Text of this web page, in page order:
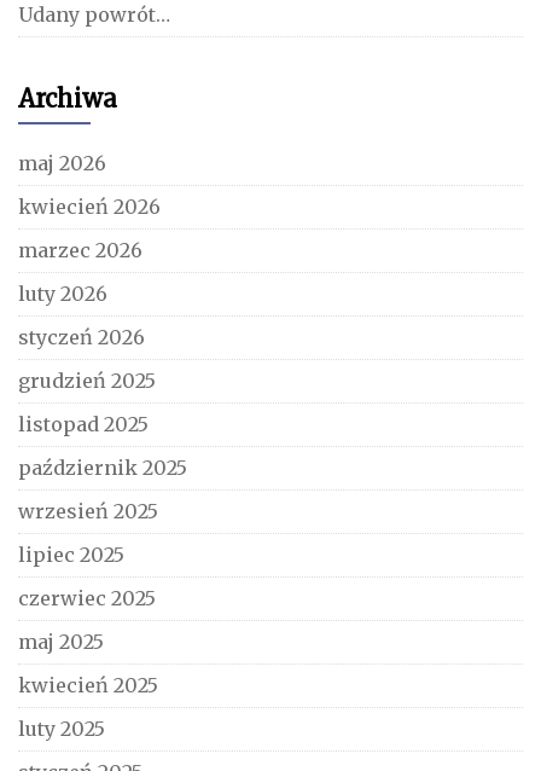
Udany powrót…
Archiwa
maj 2026
kwiecień 2026
marzec 2026
luty 2026
styczeń 2026
grudzień 2025
listopad 2025
październik 2025
wrzesień 2025
lipiec 2025
czerwiec 2025
maj 2025
kwiecień 2025
luty 2025